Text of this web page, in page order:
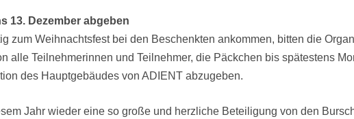
13. Dezember abgeben
zum Weihnachtsfest bei den Beschenkten ankommen, bitten die
alle Teilnehmerinnen und Teilnehmer, die Päckchen bis spätestens
des Hauptgebäudes von ADIENT abzugeben.
Jahr wieder eine so große und herzliche Beteiligung von den